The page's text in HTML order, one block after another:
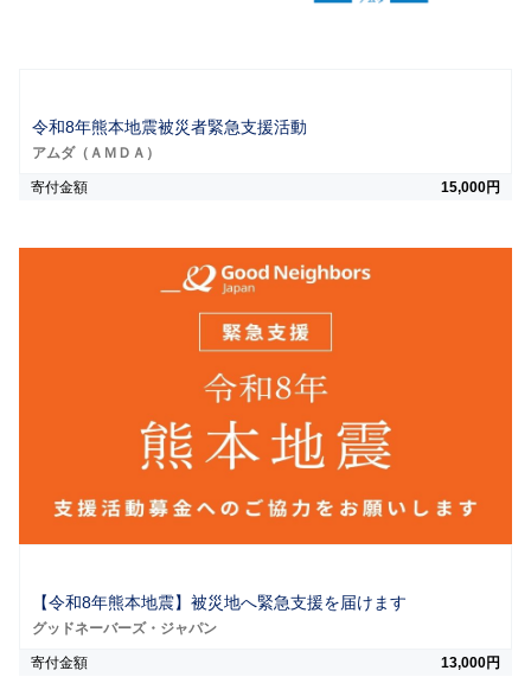
令和8年熊本地震被災者緊急支援活動
アムダ（ＡＭＤＡ）
寄付金額 15,000円
【令和8年熊本地震】被災地へ緊急支援を届けます
グッドネーバーズ・ジャパン
寄付金額 13,000円